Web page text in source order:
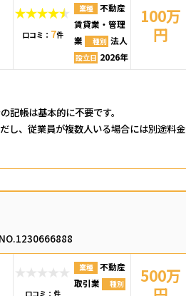
口コミ： 7件
業種
不動産
賃貸業・管理
業
種別 法人
設立日 2026年
100万
円
記帳は基本的に不要です。
し、従業員が複数人いる場合には別途料
NO.1230666888
口コミ： 件
業種
不動産
取引業
種別
500万